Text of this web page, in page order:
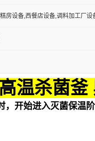
房设备,西餐店设备,调料加工厂
温杀菌
，开始进入灭菌保温